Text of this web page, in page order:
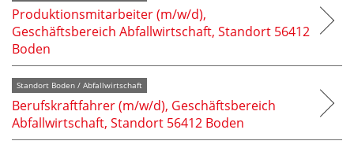
Produktionsmitarbeiter (m/w/d),
Geschäftsbereich Abfallwirtschaft, Standort 56412
Boden
Standort Boden / Abfallwirtschaft
Berufskraftfahrer (m/w/d), Geschäftsbereich
Abfallwirtschaft, Standort 56412 Boden